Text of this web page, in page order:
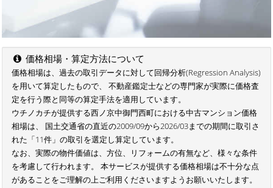
価格相場・算定方法について
価格相場は、過去の取引データに対して回帰分析(Regression Analysis)
を用いて算定したもので、 不動産鑑定士などの専門家が実際に価格査
定を行う際と同等の算定手法を適用しています。
ウチノカチが提供する西ノ京中御門西町における中古マンション価格
相場は、 国土交通省の直近の2009/09から2026/03までの期間に取引さ
れた「11件」の取引を選定し算定しています。
なお、実際の物件価値は、方位、リフォームの有無など、様々な条件
を考慮して行われます。 本サービスが提供する価格相場は不十分な点
があることをご理解の上ご利用くださいますようお願いいたします。